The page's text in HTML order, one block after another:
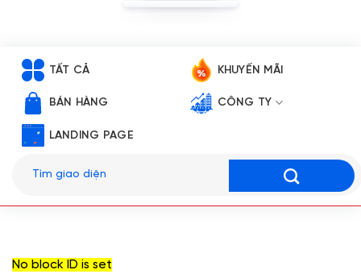
TẤT CẢ KHUYẾN MÃI
BÁN HÀNG CÔNG TY
LANDING PAGE
kiếm:
No block ID is set